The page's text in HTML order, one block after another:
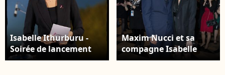
Isabelle Ithurburu -
Soirée de lancement
"Octobre Rose"
Maxim Nucci et sa
compagne Isabelle
Ithurburu (enceinte) -